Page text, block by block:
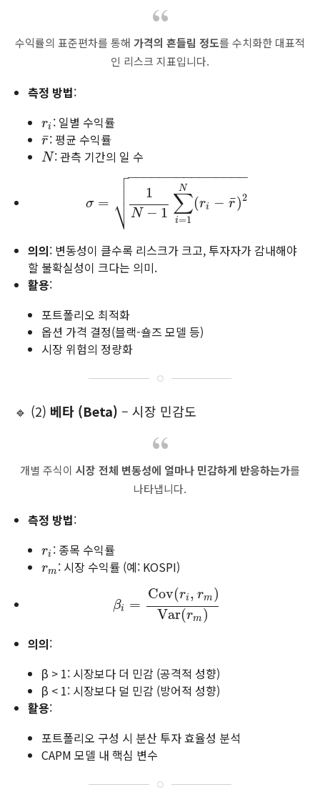
수익률의 표준편차를 통해 가격의 흔들림 정도를 수치화한 대표적
인 리스크 지표입니다.
측정 방법:
ri
ri : 일별 수익률
r
¯
r¯: 평균 수익률
N
N : 관측 기간의 일 수
σ =
1
N − 1 ∑
i=1
N
(ri − r
¯)2
− −
−−−−−−−−−−−−−

⎷


σ = 1 N−1∑i= 1N ri−r ¯)2
의의: 변동성이 클수록 리스크가 크고, 투자자가 감내해야
할 불확실성이 크다는 의미.
활용:
포트폴리오 최적화
옵션 가격 결정(블랙-숄즈 모델 등)
시장 위험의 정량화
🔹 (2) 베타 (Beta) – 시장 민감도
개별 주식이 시장 전체 변동성에 얼마나 민감하게 반응하는가를
나타냅니다.
측정 방법:
ri
ri : 종목 수익률
rm
rm: 시장 수익률 (예: KOSPI)
βi =
Cov(ri, rm )
Var(rm )
βi=Cov(ri,rm)Var(rm)
의의:
β > 1: 시장보다 더 민감 (공격적 성향)
β < 1: 시장보다 덜 민감 (방어적 성향)
활용:
포트폴리오 구성 시 분산 투자 효율성 분석
CAPM 모델 내 핵심 변수